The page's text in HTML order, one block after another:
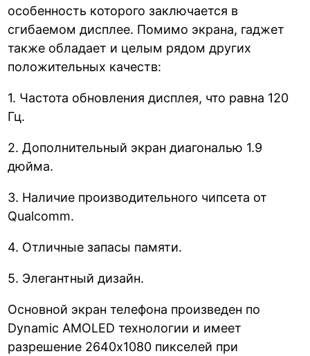
особенность которого заключается в
сгибаемом дисплее. Помимо экрана, гаджет
также обладает и целым рядом других
положительных качеств:
1. Частота обновления дисплея, что равна 120
Гц.
2. Дополнительный экран диагональю 1.9
дюйма.
3. Наличие производительного чипсета от
Qualcomm.
4. Отличные запасы памяти.
5. Элегантный дизайн.
Основной экран телефона произведен по
Dynamic AMOLED технологии и имеет
разрешение 2640х1080 пикселей при